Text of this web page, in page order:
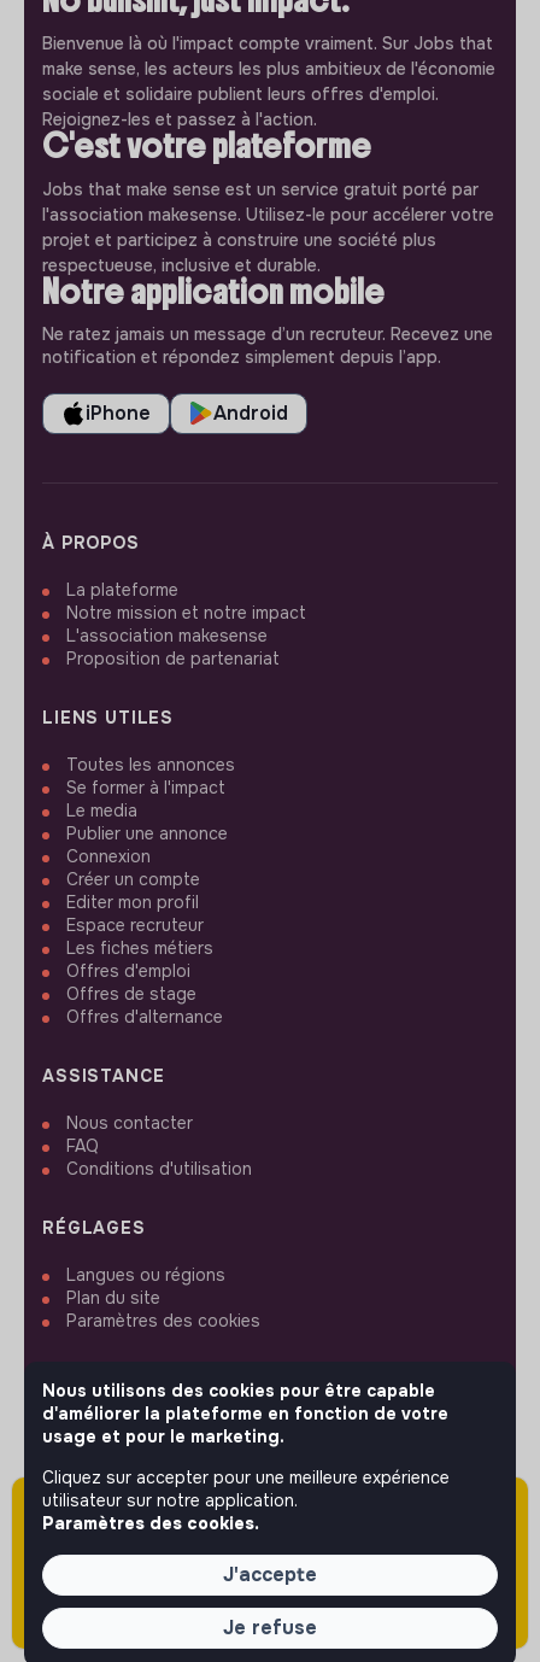
Attention cette annonce a été publiée il y a
plus de 60 jours (le 12/05/2026) et est sans
doute expirée ou non mise à jour.
Bienvenue là où l'impact compte vraiment. Sur Jobs that
make sense, les acteurs les plus ambitieux de l'économie
sociale et solidaire publient leurs offres d'emploi.
Rejoignez-les et passez à l'action.
C'est votre plateforme
Jobs that make sense est un service gratuit porté par
l'association makesense. Utilisez-le pour accélerer votre
projet et participez à construire une société plus
respectueuse, inclusive et durable.
Notre application mobile
Ne ratez jamais un message d’un recruteur. Recevez une
notification et répondez simplement depuis l’app.
iPhone Android
À PROPOS
La plateforme
Notre mission et notre impact
L'association makesense
Proposition de partenariat
LIENS UTILES
Toutes les annonces
Se former à l'impact
Le media
Publier une annonce
Connexion
Créer un compte
Editer mon profil
Espace recruteur
Les fiches métiers
Offres d'emploi
Offres de stage
Offres d'alternance
ASSISTANCE
Nous contacter
FAQ
Conditions d'utilisation
RÉGLAGES
Langues ou régions
Plan du site
Paramètres des cookies
SUIVEZ-NOUS
Nous utilisons des cookies pour être capable
d'améliorer la plateforme en fonction de votre
usage et pour le marketing.
Cliquez sur accepter pour une meilleure expérience
utilisateur sur notre application.
Paramètres des cookies.
J'accepte
Je refuse